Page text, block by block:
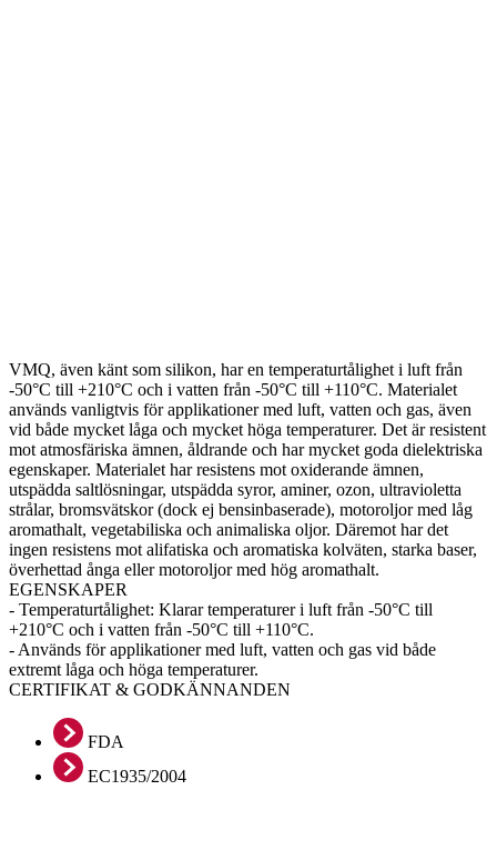
VMQ, även känt som silikon, har en temperaturtålighet i luft från
-50°C till +210°C och i vatten från -50°C till +110°C. Materialet
används vanligtvis för applikationer med luft, vatten och gas, även
vid både mycket låga och mycket höga temperaturer. Det är resistent
mot atmosfäriska ämnen, åldrande och har mycket goda dielektriska
egenskaper. Materialet har resistens mot oxiderande ämnen,
utspädda saltlösningar, utspädda syror, aminer, ozon, ultravioletta
strålar, bromsvätskor (dock ej bensinbaserade), motoroljor med låg
aromathalt, vegetabiliska och animaliska oljor. Däremot har det
ingen resistens mot alifatiska och aromatiska kolväten, starka baser,
överhettad ånga eller motoroljor med hög aromathalt.
EGENSKAPER
- Temperaturtålighet: Klarar temperaturer i luft från -50°C till
+210°C och i vatten från -50°C till +110°C.
- Används för applikationer med luft, vatten och gas vid både
extremt låga och höga temperaturer.
CERTIFIKAT & GODKÄNNANDEN
FDA
EC1935/2004